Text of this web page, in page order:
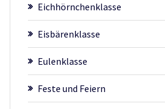
Eichhörnchenklasse
Eisbärenklasse
Eulenklasse
Feste und Feiern